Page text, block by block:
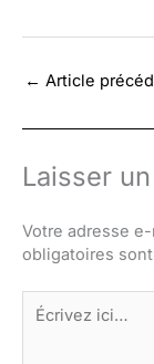
← Article
Laisser
Votre adresse
obligatoires
Écrivez
ici…